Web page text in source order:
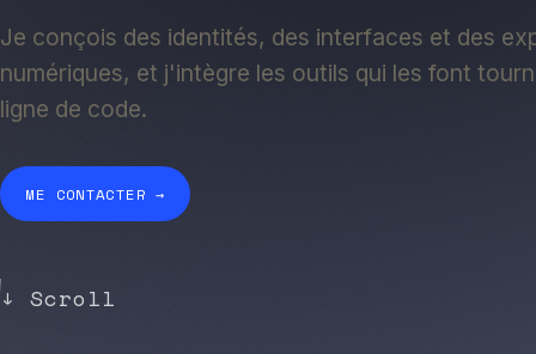
Je conçois des identités, des interfaces et des
numériques, et j'intègre les outils qui les font
ligne de code.
ME CONTACTER →
↓ Scroll